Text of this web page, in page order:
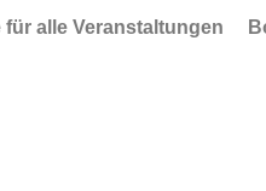
für alle Veranstaltungen